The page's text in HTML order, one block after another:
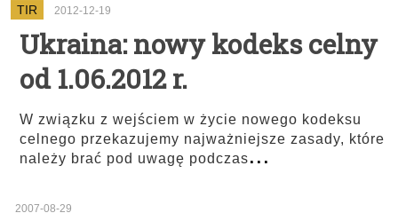
TIR 2012-12-19
Ukraina: nowy kodeks celny
od 1.06.2012 r.
W związku z wejściem w życie nowego kodeksu
celnego przekazujemy najważniejsze zasady, które
należy brać pod uwagę podczas...
2007-08-29